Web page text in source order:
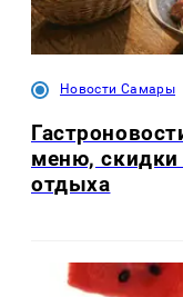
Новости Самары
меню,
отдыха